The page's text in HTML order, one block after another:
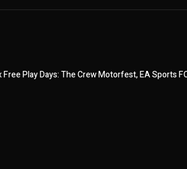
Free Play Days: The Crew Motorfest, EA Sports